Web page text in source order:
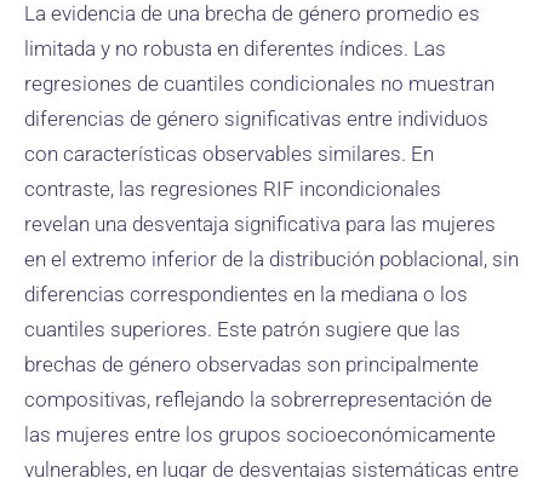
La evidencia de una brecha de género promedio es
limitada y no robusta en diferentes índices. Las
regresiones de cuantiles condicionales no muestran
diferencias de género significativas entre individuos
con características observables similares. En
contraste, las regresiones RIF incondicionales
revelan una desventaja significativa para las mujeres
en el extremo inferior de la distribución poblacional, sin
diferencias correspondientes en la mediana o los
cuantiles superiores. Este patrón sugiere que las
brechas de género observadas son principalmente
compositivas, reflejando la sobrerrepresentación de
las mujeres entre los grupos socioeconómicamente
vulnerables, en lugar de desventajas sistemáticas entre